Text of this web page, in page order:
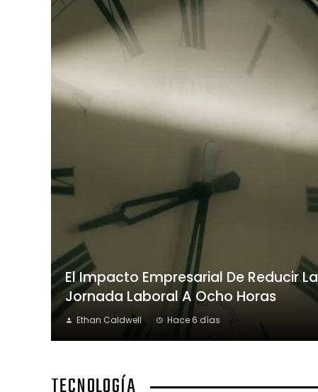
El Impacto Empresarial De Reducir La
Jornada Laboral A Ocho Horas
Ethan Caldwell Hace 6 días